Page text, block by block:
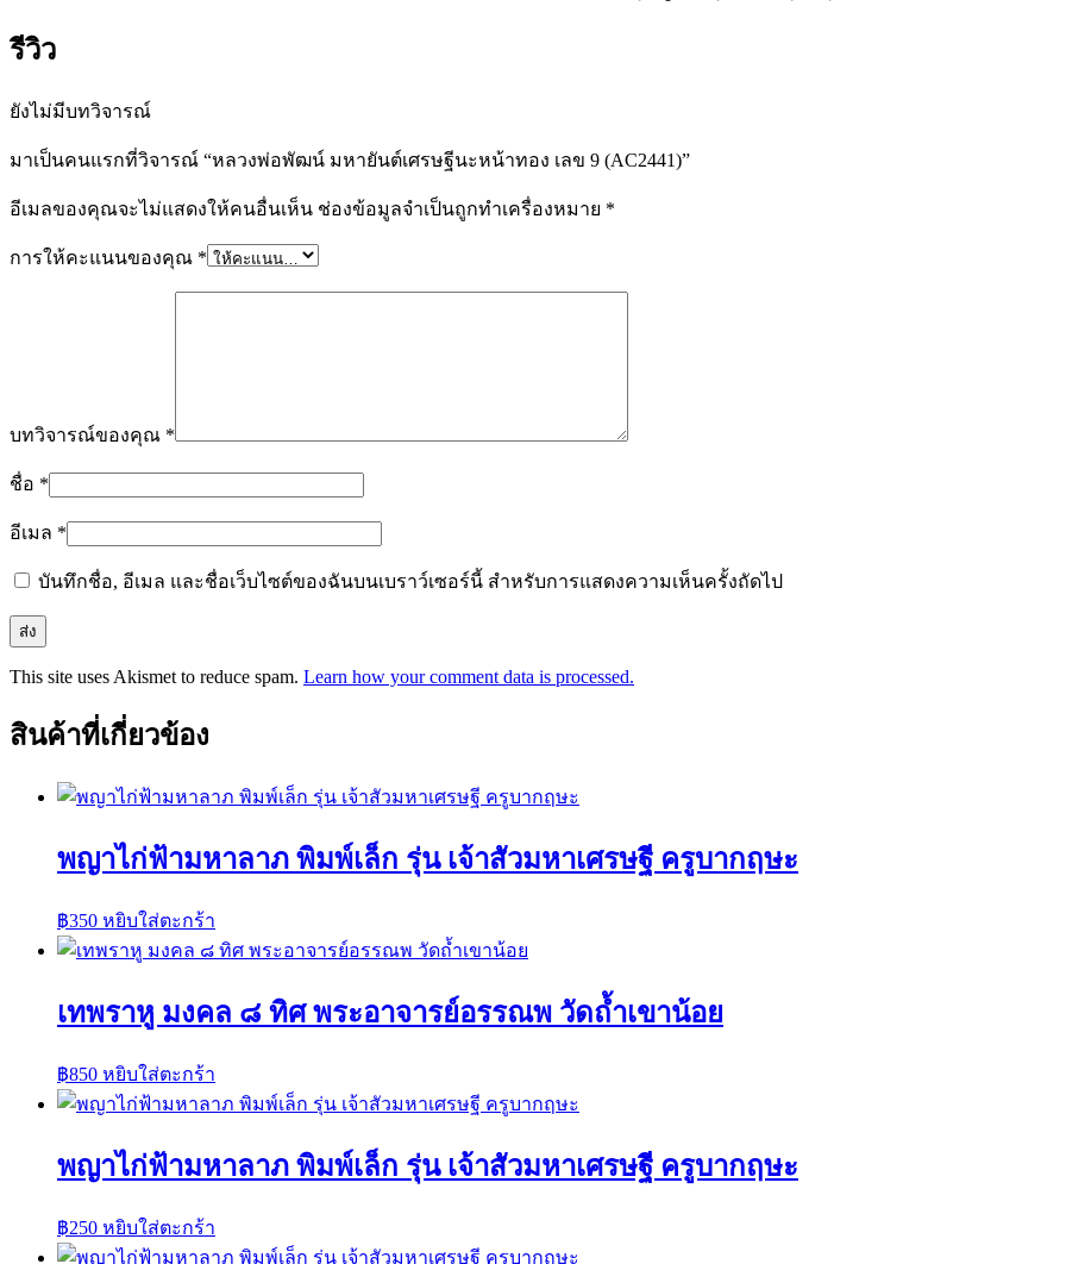
รีวิว
ยังไม่มีบทวิจารณ์
มาเป็นคนแรกที่วิจารณ์ “หลวงพ่อพัฒน์ มหายันต์เศรษฐีนะหน้าทอง เลข 9 (AC2441)”
อีเมลของคุณจะไม่แสดงให้คนอื่นเห็น ช่องข้อมูลจำเป็นถูกทำเครื่องหมาย *
การให้คะแนนของคุณ *
บทวิจารณ์ของคุณ *
ชื่อ *
อีเมล *
บันทึกชื่อ, อีเมล และชื่อเว็บไซต์ของฉันบนเบราว์เซอร์นี้ สำหรับการแสดงความเห็นครั้งถัดไป
This site uses Akismet to reduce spam. Learn how your comment data is processed.
สินค้าที่เกี่ยวข้อง
พญาไก่ฟ้ามหาลาภ พิมพ์เล็ก รุ่น เจ้าสัวมหาเศรษฐี ครูบากฤษะ
฿350 หยิบใส่ตะกร้า
เทพราหู มงคล ๘ ทิศ พระอาจารย์อรรณพ วัดถ้ำเขาน้อย
฿850 หยิบใส่ตะกร้า
พญาไก่ฟ้ามหาลาภ พิมพ์เล็ก รุ่น เจ้าสัวมหาเศรษฐี ครูบากฤษะ
฿250 หยิบใส่ตะกร้า